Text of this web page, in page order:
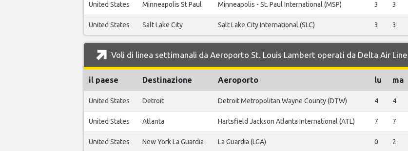
United States Minneapolis St Paul Minneapolis - St. Paul International (MSP) 3 3
United States Salt Lake City Salt Lake City International (SLC) 3 3
Voli di linea settimanali da Aeroporto St. Louis Lambert operati da Delta Air
il paese Destinazione Aeroporto lu ma
United States Detroit Detroit Metropolitan Wayne County (DTW) 4 4
United States Atlanta Hartsfield Jackson Atlanta International (ATL) 7 7
United States New York La Guardia La Guardia (LGA) 0 2